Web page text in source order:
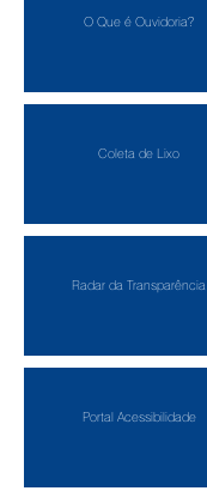
O Que é Ouvidoria?
Coleta de Lixo
Radar da Transparência
Portal Acessibilidade